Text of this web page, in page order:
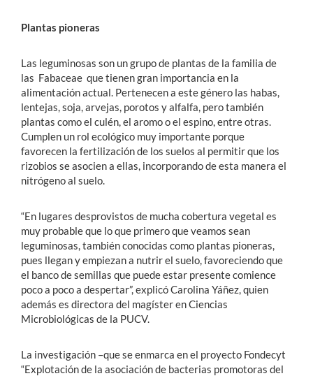
Plantas pioneras
Las leguminosas son un grupo de plantas de la familia de
las Fabaceae que tienen gran importancia en la
alimentación actual. Pertenecen a este género las habas,
lentejas, soja, arvejas, porotos y alfalfa, pero también
plantas como el culén, el aromo o el espino, entre otras.
Cumplen un rol ecológico muy importante porque
favorecen la fertilización de los suelos al permitir que los
rizobios se asocien a ellas, incorporando de esta manera el
nitrógeno al suelo.
“En lugares desprovistos de mucha cobertura vegetal es
muy probable que lo que primero que veamos sean
leguminosas, también conocidas como plantas pioneras,
pues llegan y empiezan a nutrir el suelo, favoreciendo que
el banco de semillas que puede estar presente comience
poco a poco a despertar”, explicó Carolina Yáñez, quien
además es directora del magíster en Ciencias
Microbiológicas de la PUCV.
La investigación –que se enmarca en el proyecto Fondecyt
“Explotación de la asociación de bacterias promotoras del